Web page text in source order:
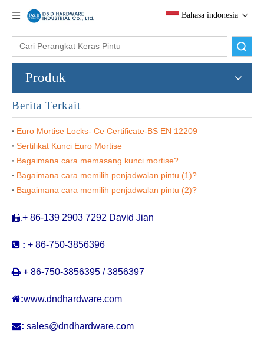
Bahasa indonesia
Produk
Berita Terkait
Euro Mortise Locks- Ce Certificate-BS EN 12209
Sertifikat Kunci Euro Mortise
Bagaimana cara memasang kunci mortise?
Bagaimana cara memilih penjadwalan pintu (1)?
Bagaimana cara memilih penjadwalan pintu (2)?
:+ 86-139 2903 7292 David Jian
 : + 86-750-3856396
 + 86-750-3856395 / 3856397
:www.dndhardware.com
: sales@dndhardware.com